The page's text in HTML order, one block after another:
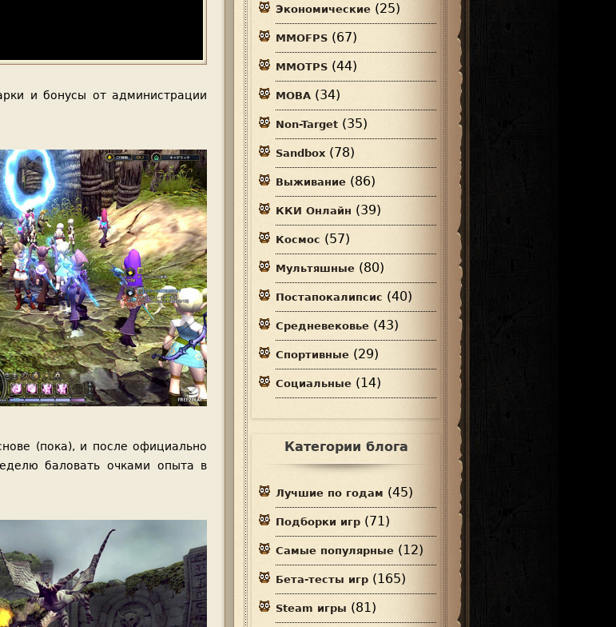
и бонусы от администрации
(пока), и после официально
баловать очками опыта в
Экономические (25)
MMOFPS (67)
MMOTPS (44)
MOBA (34)
Non-Target (35)
Sandbox (78)
Выживание (86)
ККИ Онлайн (39)
Космос (57)
Мультяшные (80)
Постапокалипсис (40)
Средневековье (43)
Спортивные (29)
Социальные (14)
Категории блога
Лучшие по годам (45)
Подборки игр (71)
Самые популярные (12)
Бета-тесты игр (165)
Steam игры (81)